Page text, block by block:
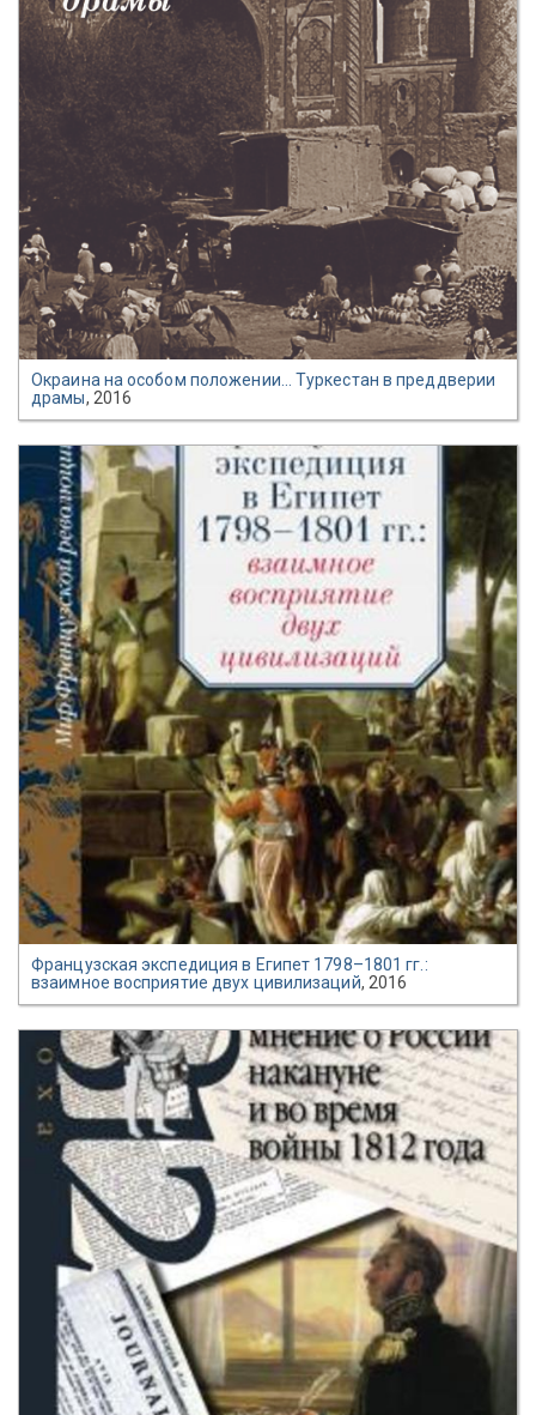
Окраина на особом положении… Туркестан в преддверии
драмы, 2016
Французская экспедиция в Египет 1798–1801 гг.:
взаимное восприятие двух цивилизаций, 2016